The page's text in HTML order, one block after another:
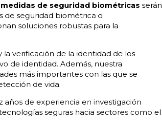
medidas de seguridad biométricas serán
de seguridad biométrica o
soluciones robustas para la
verificación de la identidad de los
de identidad. Además, nuestra
más importantes con las que se
de vida.
años de experiencia en investigación
seguras hacia sectores como el